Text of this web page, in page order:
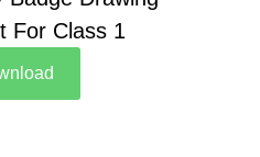
For Class 1